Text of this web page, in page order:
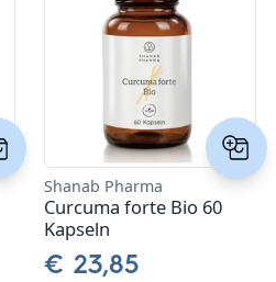
Shanab Pharma
Curcuma forte Bio 60
Kapseln
€ 23,85